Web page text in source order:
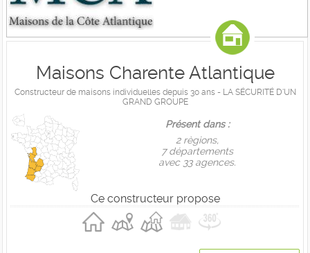
Maisons Charente Atlantique
Constructeur de maisons individuelles depuis 30 ans - LA SÉCURITÉ D'UN
GRAND GROUPE
Présent dans :
2 règions,
7 départements
avec 33 agences.
Ce constructeur propose